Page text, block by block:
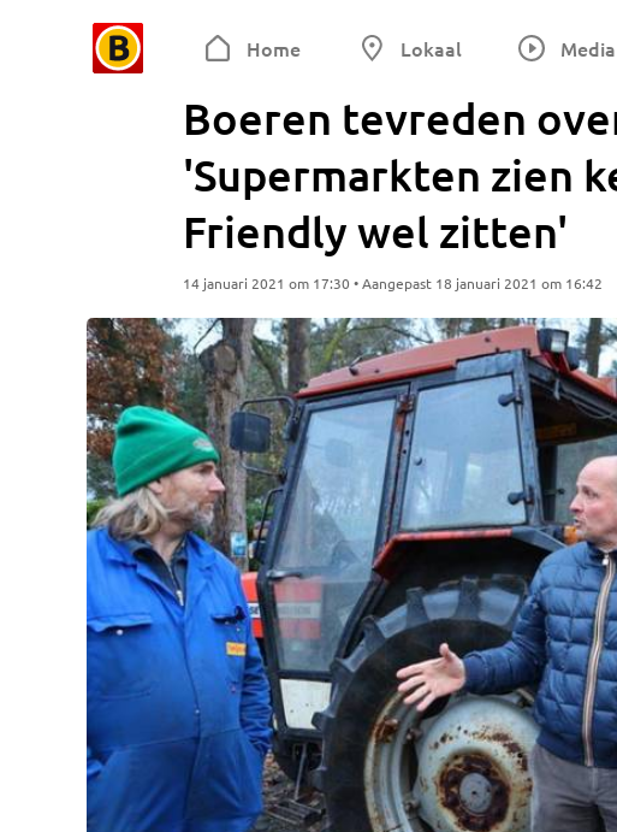
Home Lokaal Media
Boeren tevreden
'Supermarkten zien
Friendly wel zitten'
14 januari 2021 om 17:30 • Aangepast 18 januari 2021 om 16:42